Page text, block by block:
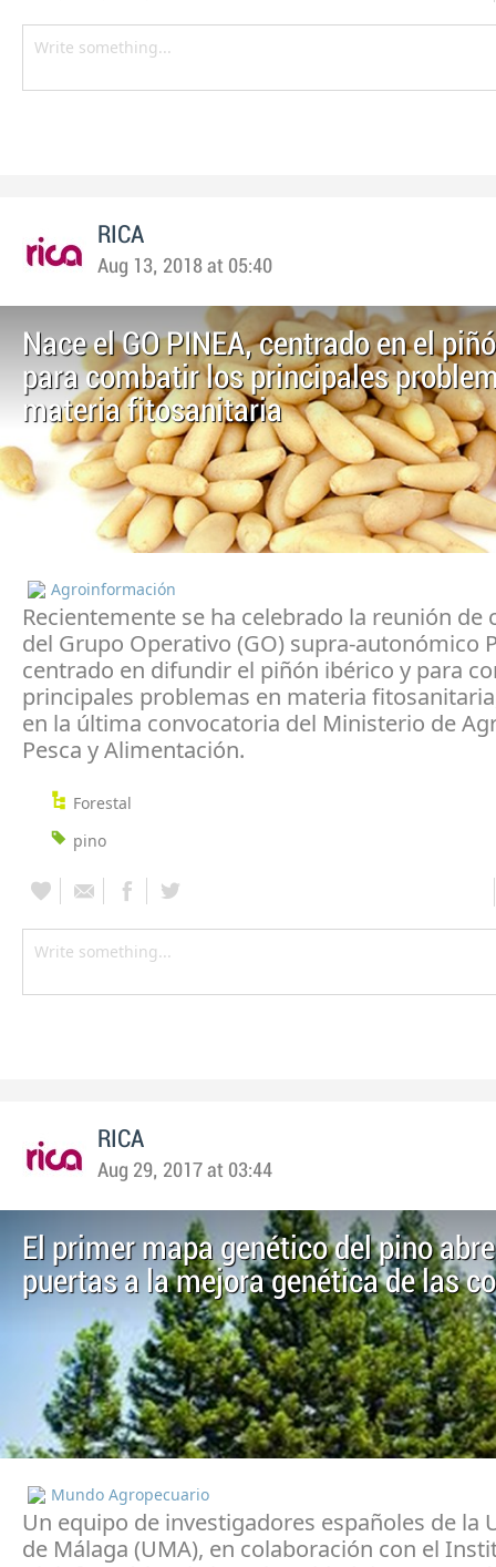
RICA
Aug 13, 2018 at 05:40
Nace el GO PINEA, centrado en el
para combatir los principales
materia fitosanitaria
Agroinformación
Recientemente se ha celebrado la reunión de
del Grupo Operativo (GO) supra-autonómico
centrado en difundir el piñón ibérico y para
principales problemas en materia
en la última convocatoria del Ministerio de
Pesca y Alimentación.
Forestal
pino
RICA
Aug 29, 2017 at 03:44
El primer mapa genético del pino
puertas a la mejora genética de las
Mundo Agropecuario
Un equipo de investigadores españoles de la
de Málaga (UMA), en colaboración con el